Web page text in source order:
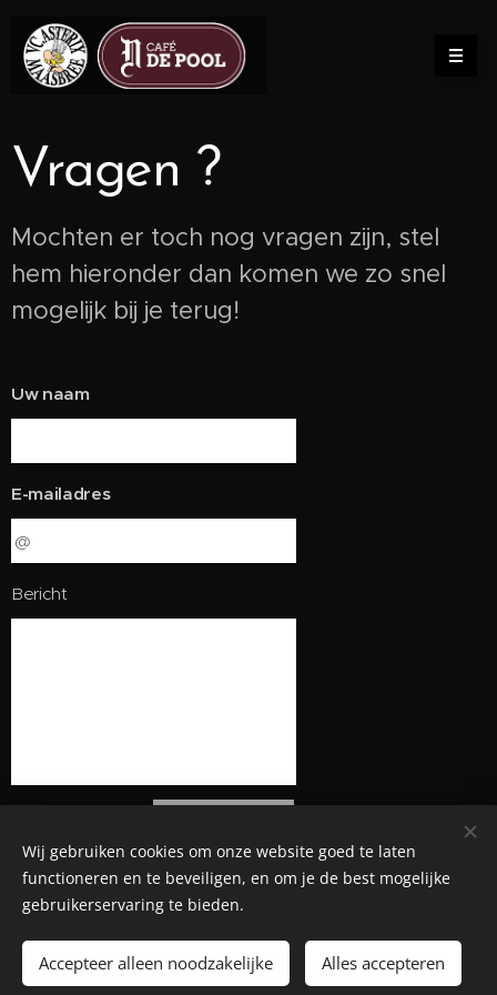
Vragen ?
Mochten er toch nog vragen zijn, stel
hem hieronder dan komen we zo snel
mogelijk bij je terug!
Uw naam
E-mailadres
Bericht
©2025 - VC Asterix - Maasbree
Cookies
Wij gebruiken cookies om onze website goed te laten
functioneren en te beveiligen, en om je de best mogelijke
gebruikerservaring te bieden.
Accepteer alleen noodzakelijke Alles accepteren